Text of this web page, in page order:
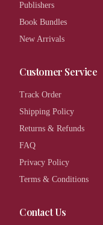
Publishers
Book Bundles
New Arrivals
Customer Service
Track Order
Shipping Policy
Returns & Refunds
FAQ
Privacy Policy
Terms & Conditions
Contact Us